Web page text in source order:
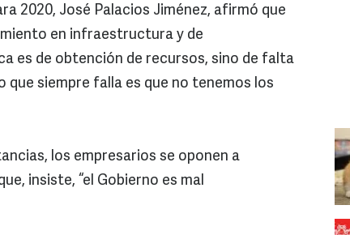
2020, José Palacios Jiménez, afirmó que
en infraestructura y de
es de obtención de recursos, sino de falta
que siempre falla es que no tenemos los
los empresarios se oponen a
insiste, “el Gobierno es mal